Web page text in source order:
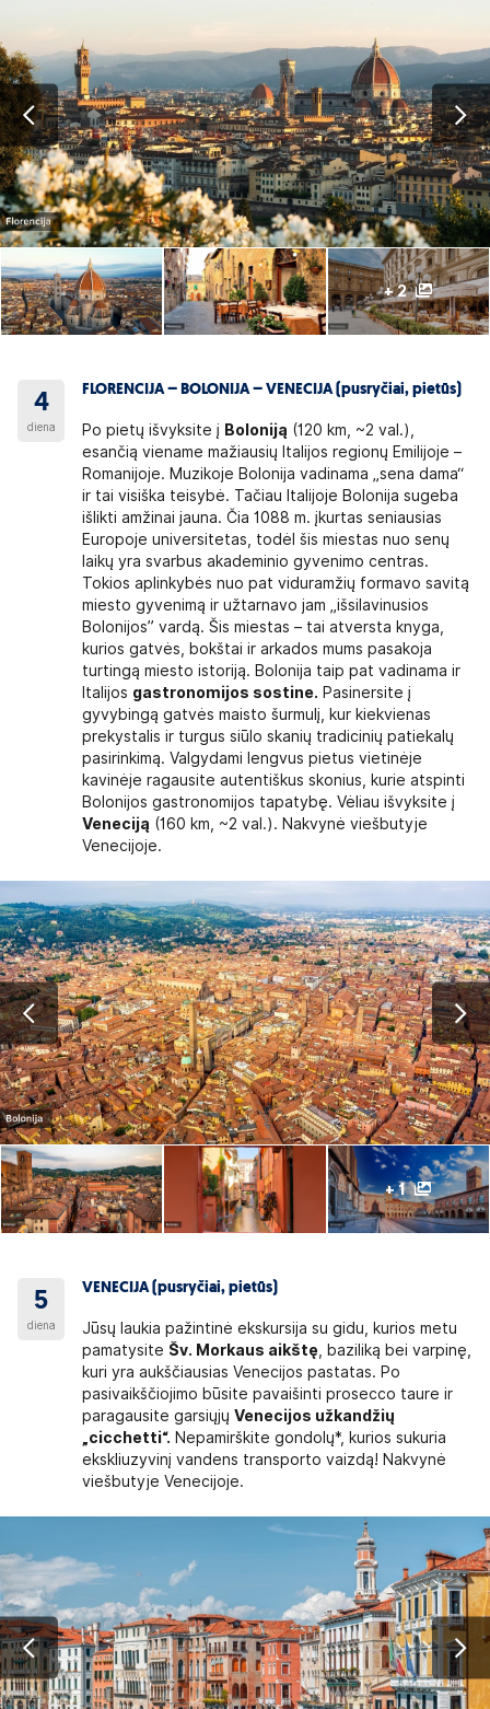
+ 2
4
diena
FLORENCIJA – BOLONIJA – VENECIJA (pusryčiai, pietūs)
Po pietų išvyksite į Boloniją (120 km, ~2 val.),
esančią viename mažiausių Italijos regionų Emilijoje –
Romanijoje. Muzikoje Bolonija vadinama „sena dama“
ir tai visiška teisybė. Tačiau Italijoje Bolonija sugeba
išlikti amžinai jauna. Čia 1088 m. įkurtas seniausias
Europoje universitetas, todėl šis miestas nuo senų
laikų yra svarbus akademinio gyvenimo centras.
Tokios aplinkybės nuo pat viduramžių formavo savitą
miesto gyvenimą ir užtarnavo jam „išsilavinusios
Bolonijos” vardą. Šis miestas – tai atversta knyga,
kurios gatvės, bokštai ir arkados mums pasakoja
turtingą miesto istoriją. Bolonija taip pat vadinama ir
Italijos gastronomijos sostine. Pasinersite į
gyvybingą gatvės maisto šurmulį, kur kiekvienas
prekystalis ir turgus siūlo skanių tradicinių patiekalų
pasirinkimą. Valgydami lengvus pietus vietinėje
kavinėje ragausite autentiškus skonius, kurie atspinti
Bolonijos gastronomijos tapatybę. Vėliau išvyksite į
Veneciją (160 km, ~2 val.). Nakvynė viešbutyje
Venecijoje.
+ 1
5
diena
VENECIJA (pusryčiai, pietūs)
Jūsų laukia pažintinė ekskursija su gidu, kurios metu
pamatysite Šv. Morkaus aikštę , baziliką bei varpinę,
kuri yra aukščiausias Venecijos pastatas. Po
pasivaikščiojimo būsite pavaišinti prosecco taure ir
paragausite garsiųjųVenecijos užkandžių
„cicchetti“. Nepamirškite gondolų*, kurios sukuria
ekskliuzyvinį vandens transporto vaizdą! Nakvynė
viešbutyje Venecijoje.